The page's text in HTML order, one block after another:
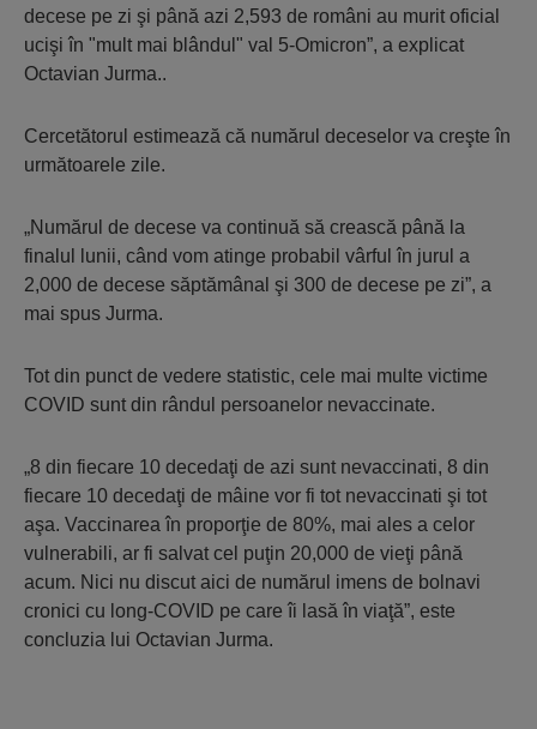
decese pe zi şi până azi 2,593 de români au murit oficial
ucişi în "mult mai blândul" val 5-Omicron”, a explicat
Octavian Jurma..
Cercetătorul estimează că numărul deceselor va creşte în
următoarele zile.
„Numărul de decese va continuă să crească până la
finalul lunii, când vom atinge probabil vârful în jurul a
2,000 de decese săptămânal şi 300 de decese pe zi”, a
mai spus Jurma.
Tot din punct de vedere statistic, cele mai multe victime
COVID sunt din rândul persoanelor nevaccinate.
„8 din fiecare 10 decedaţi de azi sunt nevaccinati, 8 din
fiecare 10 decedaţi de mâine vor fi tot nevaccinati şi tot
aşa. Vaccinarea în proporţie de 80%, mai ales a celor
vulnerabili, ar fi salvat cel puţin 20,000 de vieţi până
acum. Nici nu discut aici de numărul imens de bolnavi
cronici cu long-COVID pe care îi lasă în viaţă”, este
concluzia lui Octavian Jurma.